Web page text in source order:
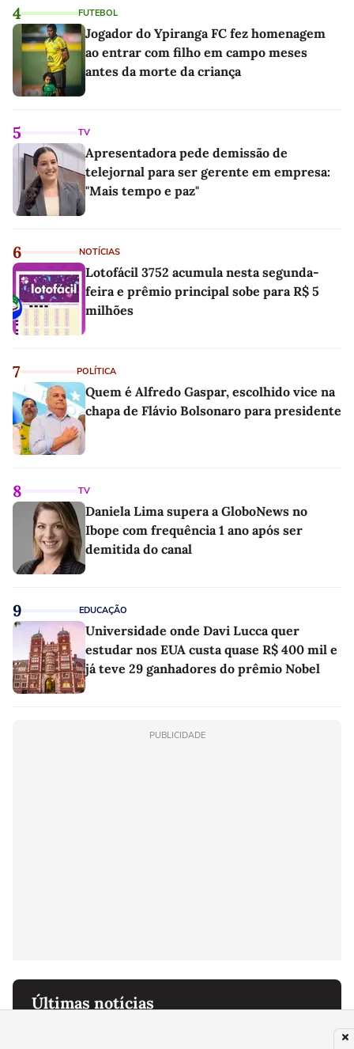
4 FUTEBOL
Jogador do Ypiranga FC fez homenagem
ao entrar com filho em campo meses
antes da morte da criança
5 TV
Apresentadora pede demissão de
telejornal para ser gerente em empresa:
"Mais tempo e paz"
6 NOTÍCIAS
Lotofácil 3752 acumula nesta segunda-
feira e prêmio principal sobe para R$ 5
milhões
7 POLÍTICA
Quem é Alfredo Gaspar, escolhido vice na
chapa de Flávio Bolsonaro para presidente
8 TV
Daniela Lima supera a GloboNews no
Ibope com frequência 1 ano após ser
demitida do canal
9 EDUCAÇÃO
Universidade onde Davi Lucca quer
estudar nos EUA custa quase R$ 400 mil e
já teve 29 ganhadores do prêmio Nobel
PUBLICIDADE
Últimas notícias